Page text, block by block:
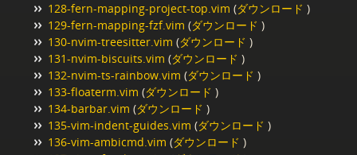
128-fern-mapping-project-top.vim (ダウンロード )
129-fern-mapping-fzf.vim (ダウンロード )
130-nvim-treesitter.vim (ダウンロード )
131-nvim-biscuits.vim (ダウンロード )
132-nvim-ts-rainbow.vim (ダウンロード )
133-floaterm.vim (ダウンロード )
134-barbar.vim (ダウンロード )
135-vim-indent-guides.vim (ダウンロード )
136-vim-ambicmd.vim (ダウンロード )